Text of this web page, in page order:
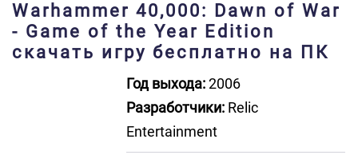
Warhammer 40,000: Dawn of War
- Game of the Year Edition
скачать игру бесплатно на ПК
Год выхода:2006
Разработчики: Relic
Entertainment